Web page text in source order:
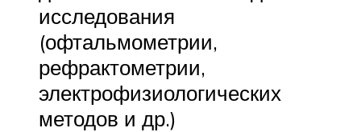
исследования
(офтальмометрии,
рефрактометрии,
электрофизиологических
методов и др.)